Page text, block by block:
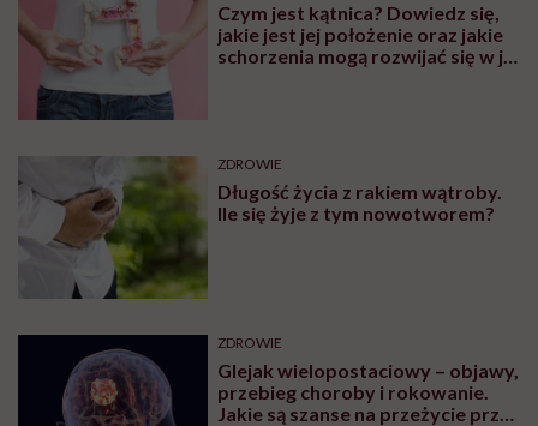
Czym jest kątnica? Dowiedz się,
jakie jest jej położenie oraz jakie
schorzenia mogą rozwijać się w jej
ZDROWIE
Długość życia z rakiem wątroby.
Ile się żyje z tym nowotworem?
ZDROWIE
Glejak wielopostaciowy – objawy,
przebieg choroby i rokowanie.
Jakie są szanse na przeżycie przy